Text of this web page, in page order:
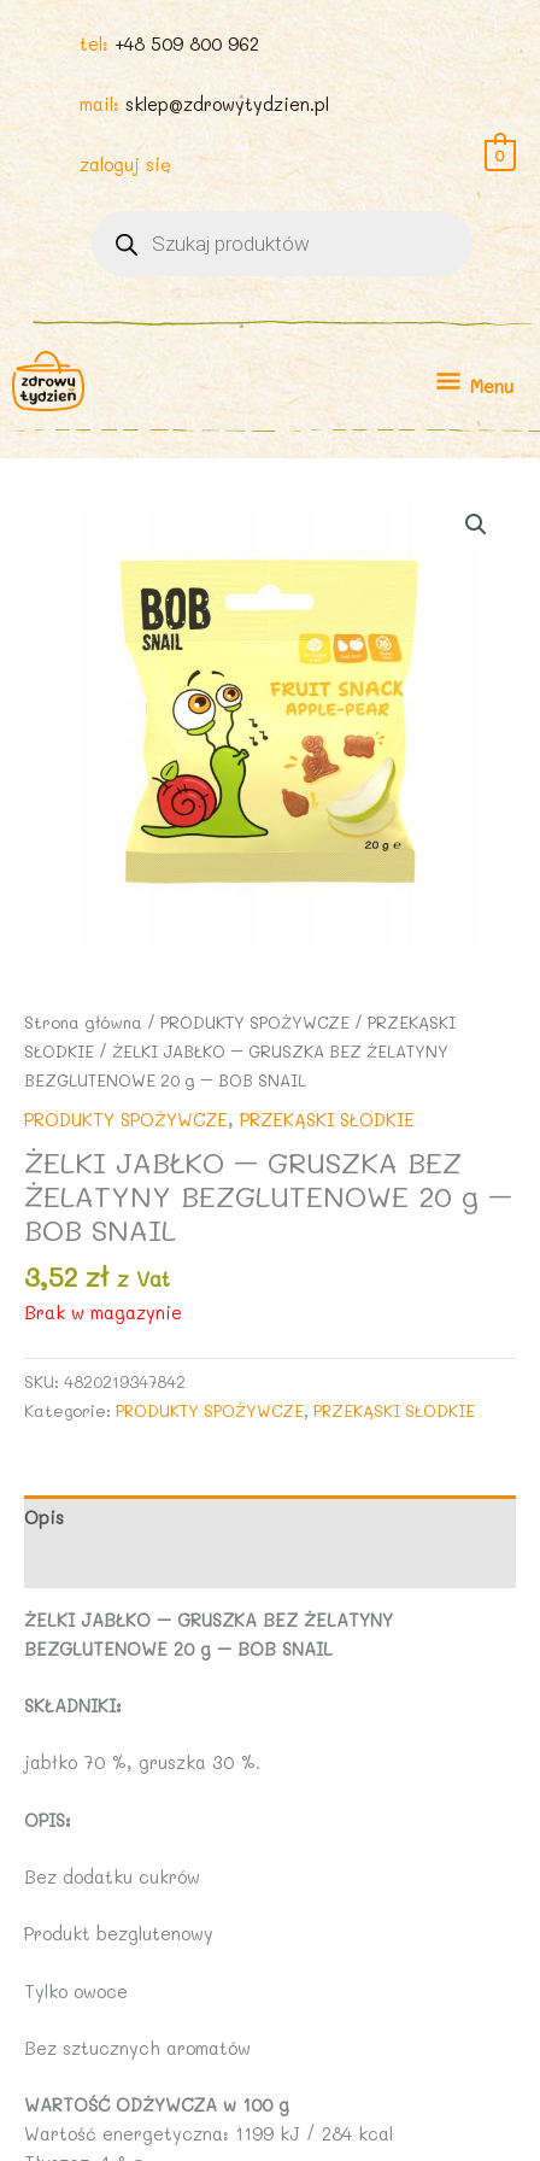
tel: +48 509 800 962
mail: sklep@zdrowytydzien.pl
zaloguj się
produktów
0
Menu
Menu
Strona główna / PRODUKTY SPOŻYWCZE / PRZEKĄSKI
SŁODKIE / ŻELKI JABŁKO – GRUSZKA BEZ ŻELATYNY
BEZGLUTENOWE 20 g – BOB SNAIL
PRODUKTY SPOŻYWCZE, PRZEKĄSKI SŁODKIE
ŻELKI JABŁKO – GRUSZKA BEZ
ŻELATYNY BEZGLUTENOWE 20 g –
BOB SNAIL
3,52 zł z Vat
Brak w magazynie
SKU: 4820219347842
Kategorie: PRODUKTY SPOŻYWCZE, PRZEKĄSKI SŁODKIE
Opis
ŻELKI JABŁKO – GRUSZKA BEZ ŻELATYNY
BEZGLUTENOWE 20 g – BOB SNAIL
SKŁADNIKI:
jabłko 70 %, gruszka 30 %.
OPIS:
Bez dodatku cukrów
Produkt bezglutenowy
Tylko owoce
Bez sztucznych aromatów
WARTOŚĆ ODŻYWCZA w 100 g
Wartość energetyczna: 1199 kJ / 284 kcal